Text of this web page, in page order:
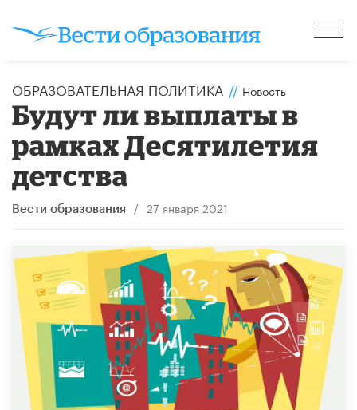
ОБРАЗОВАТЕЛЬНАЯ ПОЛИТИКА // Новость
Будут ли выплаты в
рамках Десятилетия
детства
Вести образования / 27 января 2021